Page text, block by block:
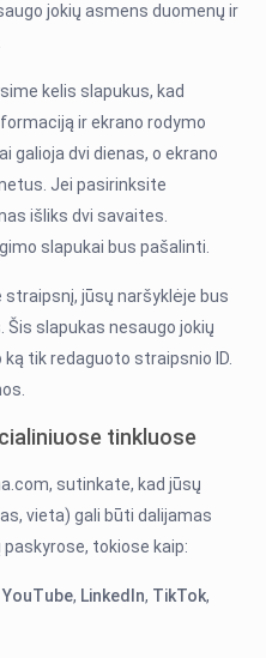
jokių asmens duomenų ir
kelis slapukus, kad
ir ekrano rodymo
galioja dvi dienas, o ekrano
Jei pasirinksite
išliks dvi savaites.
slapukai bus pašalinti.
jūsų naršyklėje bus
slapukas nesaugo jokių
tik redaguoto straipsnio ID.
tinkluose
sutinkate, kad jūsų
vieta) gali būti dalijamas
tokiose kaip:
YouTube, LinkedIn, TikTok,